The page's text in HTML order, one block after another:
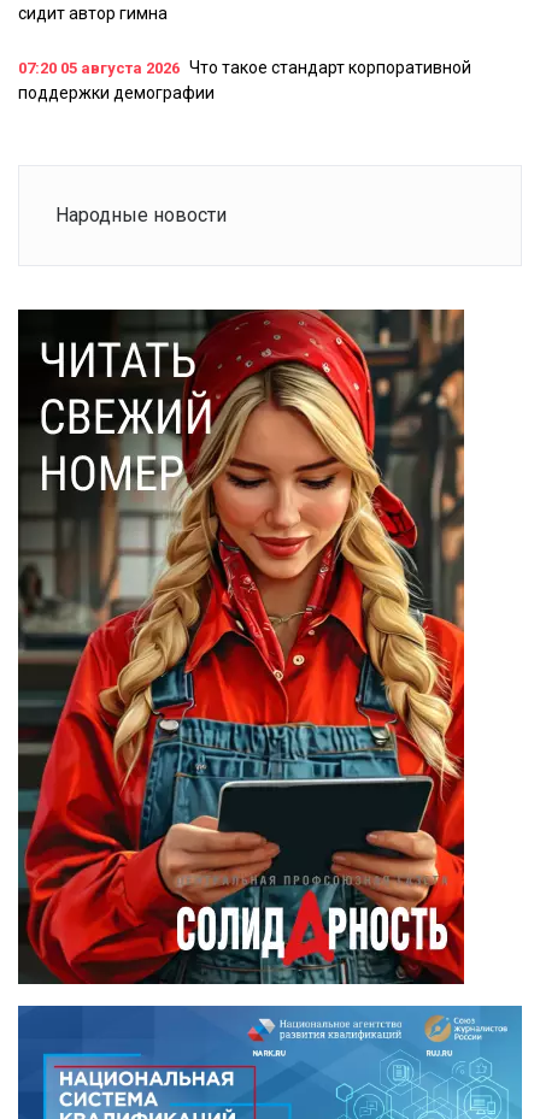
сидит автор гимна
07:20 05 августа 2026 Что такое стандарт корпоративной
поддержки демографии
Народные новости